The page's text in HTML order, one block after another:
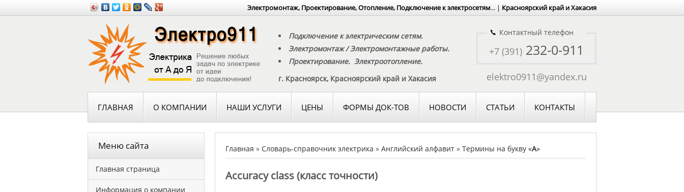
Электромонтаж, Проектирование, Отопление, Подключение к электросетям... | Красноярский край и Хакасия
Подключение к электрическим сетям.
Электромонтаж / Электромонтажные работы.
Проектирование. Электроотопление.
г. Красноярск, Красноярский край и Хакасия
Контактный телефон
+7 (391) 232-0-911
elektro0911@yandex.ru
ГЛАВНАЯ О КОМПАНИИ НАШИ УСЛУГИ ЦЕНЫ ФОРМЫ ДОК-ТОВ НОВОСТИ СТАТЬИ КОНТАКТЫ
Меню сайта
Главная страница
Информация о компании
Главная » Словарь-справочник электрика » Английский алфавит » Термины на букву «A»
Accuracy class (класс точности)